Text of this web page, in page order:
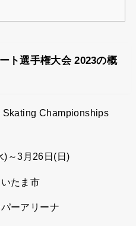
ト選手権大会 2023の概
Championships
)～3月26日(日)
たま市
ーアリーナ